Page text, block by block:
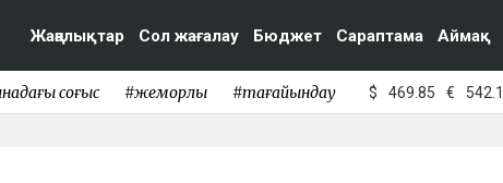
Жаңалықтар Сол жағалау Бюджет Сараптама Аймақ
соғыс #жемқорлық #тағайындау $ 469.85 €